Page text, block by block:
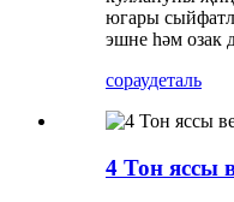
югары
эшне һәм озак
сораудеталь
4 Тон яссы